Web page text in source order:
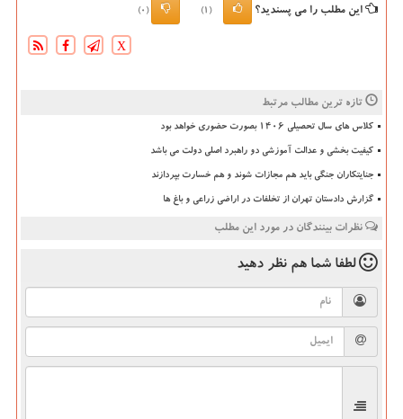
این مطلب را می پسندید؟ (1)
(0)
X
تازه ترین مطالب مرتبط
کلاس های سال تحصیلی ۱۴۰۶ بصورت حضوری خواهد بود
کیفیت بخشی و عدالت آموزشی دو راهبرد اصلی دولت می باشد
جنایتکاران جنگی باید هم مجازات شوند و هم خسارت بپردازند
گزارش دادستان تهران از تخلفات در اراضی زراعی و باغ ها
نظرات بینندگان در مورد این مطلب
لطفا شما هم نظر دهید